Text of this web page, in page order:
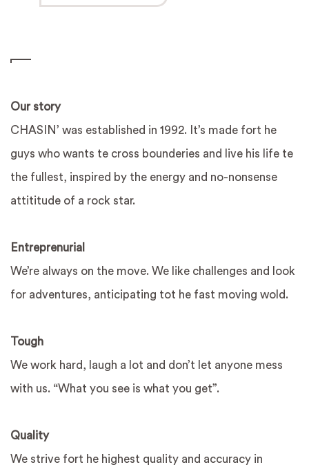
Our story
CHASIN’ was established in 1992. It’s made fort he
guys who wants te cross bounderies and live his life te
the fullest, inspired by the energy and no-nonsense
attititude of a rock star.
Entreprenurial
We’re always on the move. We like challenges and look
for adventures, anticipating tot he fast moving wold.
Tough
We work hard, laugh a lot and don’t let anyone mess
with us. “What you see is what you get”.
Quality
We strive fort he highest quality and accuracy in